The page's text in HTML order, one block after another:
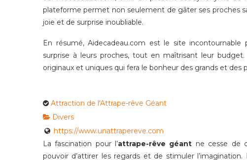
plateforme permet non seulement de gâter ses proches
joie et de surprise inoubliable.
En résumé, Aidecadeau.com est le site
surprise à leurs proches, tout en maîtrisant leur
originaux et uniques qui fera le bonheur des grands et des
Attraction de l'Attrape-rêve Géant
Divers
https://www.unattrapereve.com
La fascination pour l’attrape-rêve géant ne cesse de
pouvoir d’attirer les regards et de stimuler